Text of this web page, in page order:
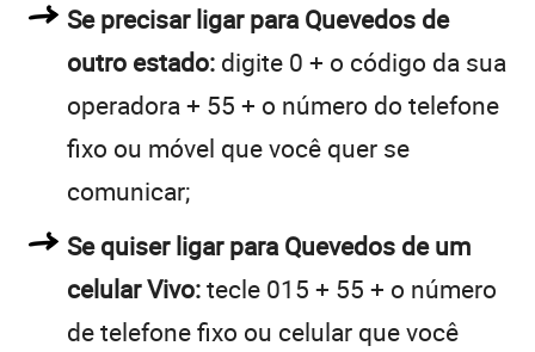
Se precisar ligar para Quevedos de
outro estado: digite 0 + o código da sua
operadora + 55 + o número do telefone
fixo ou móvel que você quer se
comunicar;
Se quiser ligar para Quevedos de um
celular Vivo:tecle 015 + 55 + o número
de telefone fixo ou celular que você